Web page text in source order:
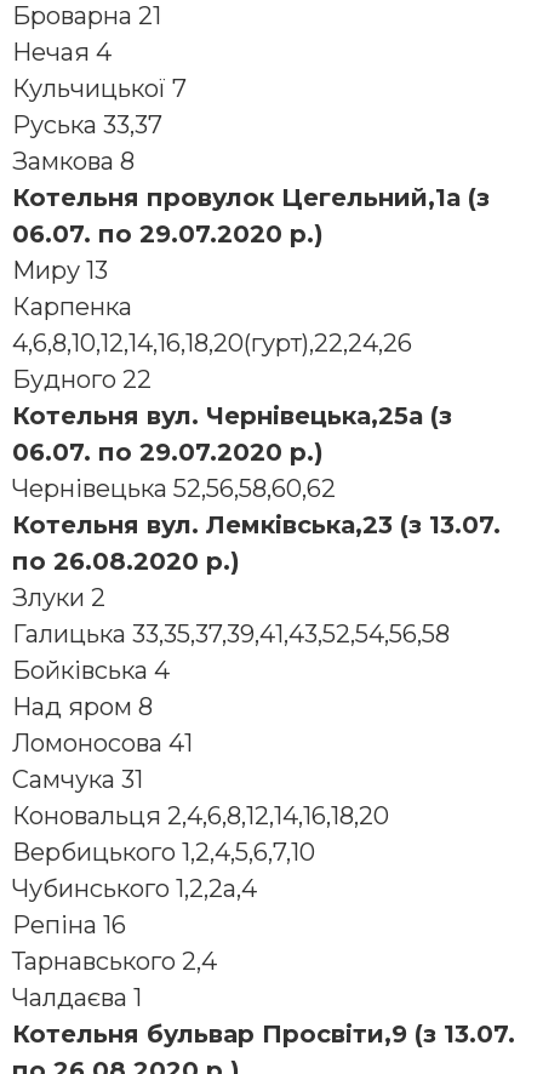
Бpоваpна 21
Нечая 4
Кульчицької 7
Руська 33,37
Замкова 8
Котельня провулок Цегельний,1а (з
06.07. по 29.07.2020 р.)
Миру 13
Каpпенка
4,6,8,10,12,14,16,18,20(гурт),22,24,26
Будного 22
Котельня вул. Чернівецька,25а (з
06.07. по 29.07.2020 р.)
Чеpнiвецька 52,56,58,60,62
Котельня вул. Лемківська,23 (з 13.07.
по 26.08.2020 р.)
Злуки 2
Галицька 33,35,37,39,41,43,52,54,56,58
Бойківська 4
Над яром 8
Ломоносова 41
Самчука 31
Коновальця 2,4,6,8,12,14,16,18,20
Вербицького 1,2,4,5,6,7,10
Чубинського 1,2,2а,4
Репіна 16
Тарнавського 2,4
Чалдаєва 1
Котельня бульвар Просвіти,9 (з 13.07.